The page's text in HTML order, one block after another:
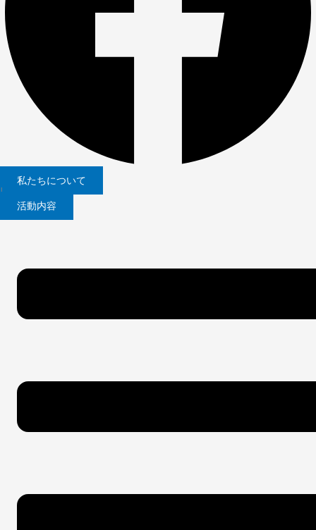
私たちについて
|
活動内容